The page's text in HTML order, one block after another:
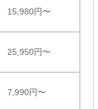
15,980円〜
25,950円〜
7,990円〜